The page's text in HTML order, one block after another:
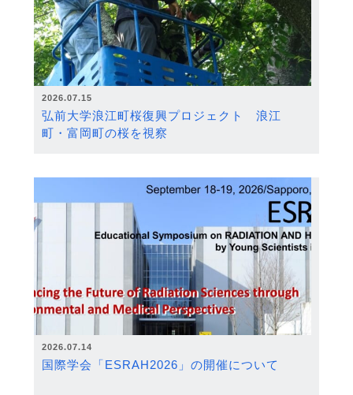
2026.07.15
弘前大学浪江町桜復興プロジェクト 浪江
町・富岡町の桜を視察
2026.07.14
国際学会「ESRAH2026」の開催について